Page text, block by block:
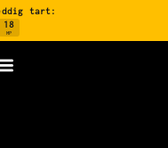
tart:
16
MP